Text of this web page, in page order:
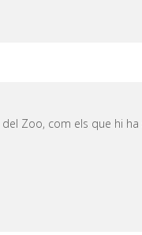
Zoo, com els que hi ha